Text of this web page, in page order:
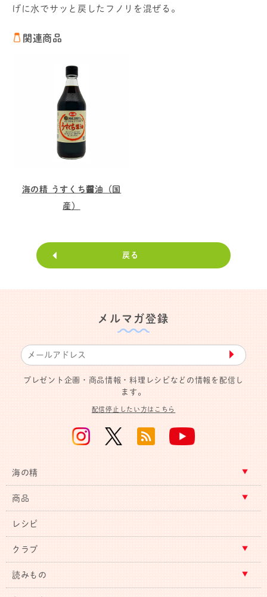
げに水でサッと戻したフノリを混ぜる。
関連商品
海の精 うすくち醤油（国
産）
戻る
メルマガ登録
▶︎
プレゼント企画・商品情報・料理レシピなどの情報を配信し
ます。
配信停止したい方はこちら
海の精
商品
レシピ
クラブ
読みもの